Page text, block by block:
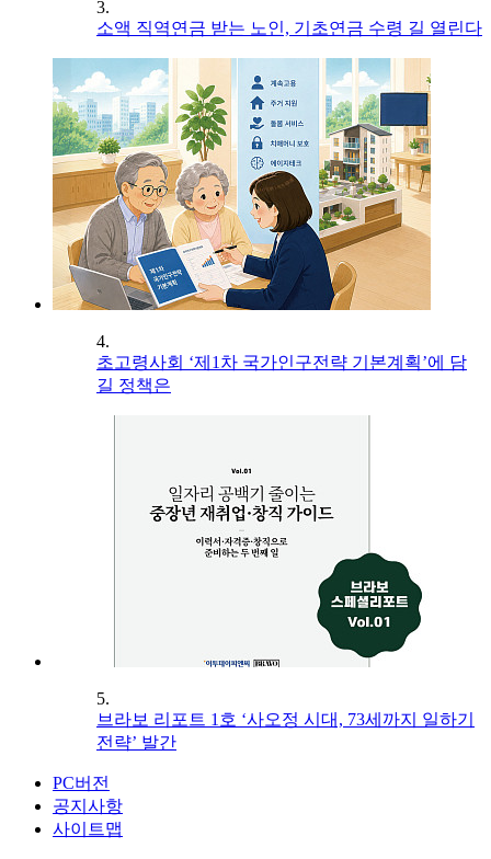
3.
소액 직역연금 받는 노인, 기초연금 수령 길 열린다
4.
초고령사회 ‘제1차 국가인구전략 기본계획’에 담
길 정책은
5.
브라보 리포트 1호 ‘사오정 시대, 73세까지 일하기
전략’ 발간
PC버전
공지사항
사이트맵